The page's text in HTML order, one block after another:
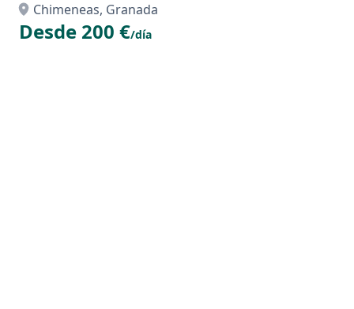
Chimeneas, Granada
Desde 200 €/día